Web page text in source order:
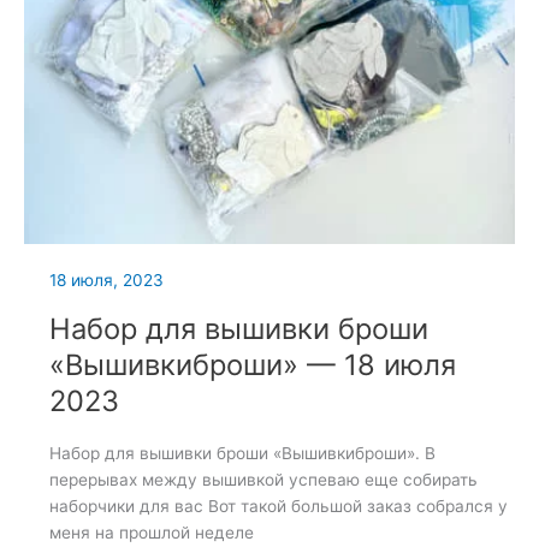
18 июля, 2023
Набор для вышивки броши
«Вышивкиброши» — 18 июля
2023
Набор для вышивки броши «Вышивкиброши». В
перерывах между вышивкой успеваю еще собирать
наборчики для вас Вот такой большой заказ собрался у
меня на прошлой неделе